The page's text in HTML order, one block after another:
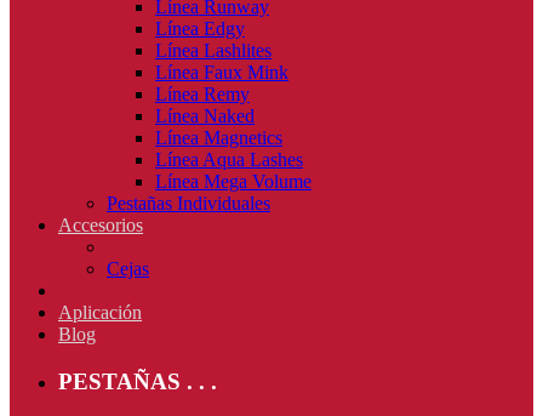
Línea Runway
Línea Edgy
Línea Lashlites
Línea Faux Mink
Línea Remy
Línea Naked
Línea Magnetics
Línea Aqua Lashes
Línea Mega Volume
Pestañas Individuales
Accesorios
Cejas
Aplicación
Blog
PESTAÑAS